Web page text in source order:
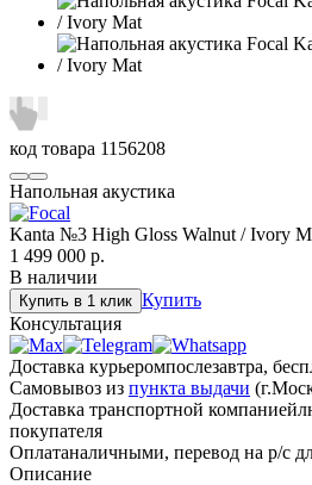
код товара 1156208
Напольная акустика
Kanta №3 High Gloss Walnut / Ivory
1 499 000 р.
В наличии
Купить в 1 клик Купить
Консультация
Доставка курьеромпослезавтра,
Самовывоз из пункта выдачи
Доставка транспортной компанией
покупателя
Оплатаналичными, перевод на р/с
Описание